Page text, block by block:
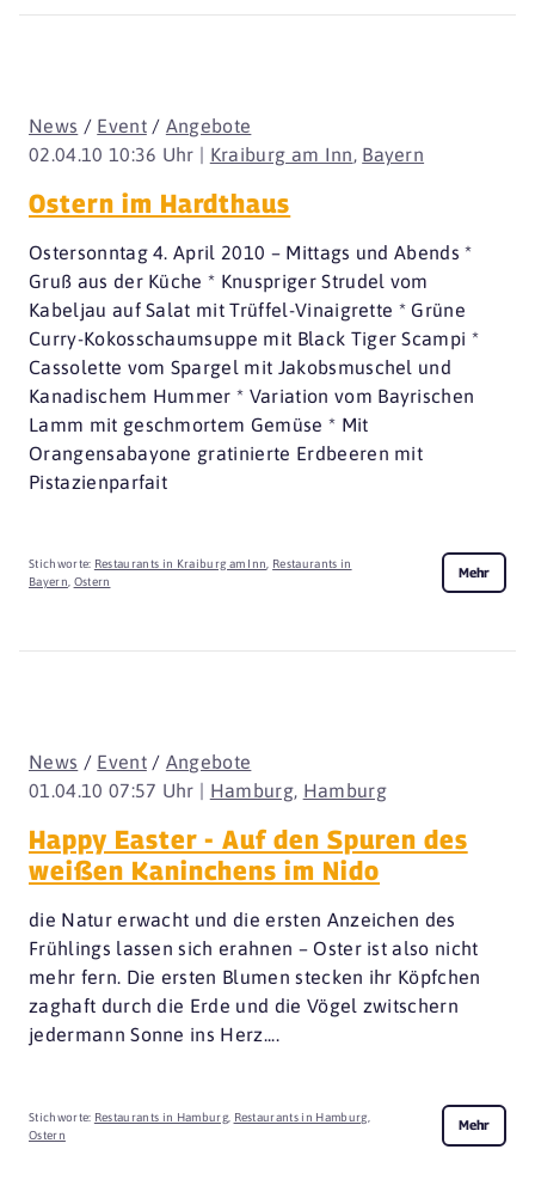
02.04.10 10:36 Uhr | Kraiburg am Inn, Bayern
News / Event/ Angebote
Ostern im Hardthaus
Ostersonntag 4. April 2010 – Mittags und Abends *
Gruß aus der Küche * Knuspriger Strudel vom
Kabeljau auf Salat mit Trüffel-Vinaigrette * Grüne
Curry-Kokosschaumsuppe mit Black Tiger Scampi *
Cassolette vom Spargel mit Jakobsmuschel und
Kanadischem Hummer * Variation vom Bayrischen
Lamm mit geschmortem Gemüse * Mit
Orangensabayone gratinierte Erdbeeren mit
Pistazienparfait
Stichworte: Restaurants in Kraiburg am Inn, Restaurants in
Bayern, Ostern
Mehr
01.04.10 07:57 Uhr | Hamburg, Hamburg
News / Event/ Angebote
Happy Easter - Auf den Spuren des
weißen Kaninchens im Nido
die Natur erwacht und die ersten Anzeichen des
Frühlings lassen sich erahnen – Oster ist also nicht
mehr fern. Die ersten Blumen stecken ihr Köpfchen
zaghaft durch die Erde und die Vögel zwitschern
jedermann Sonne ins Herz....
Stichworte: Restaurants in Hamburg, Restaurants in Hamburg
Ostern
Mehr